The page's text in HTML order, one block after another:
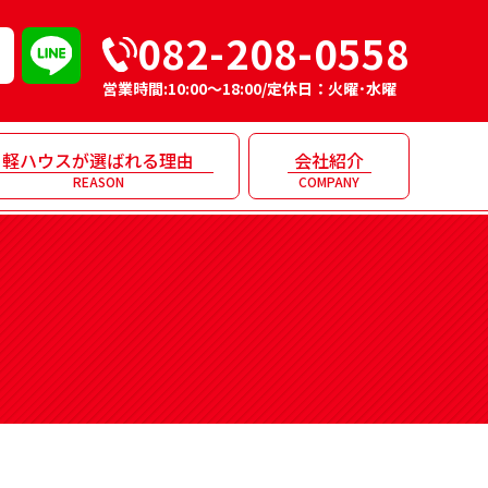
082-208-0558
営業時間:10:00～18:00/定休日：火曜･水曜
軽ハウスが選ばれる理由
REASON
会社紹介
COMPANY